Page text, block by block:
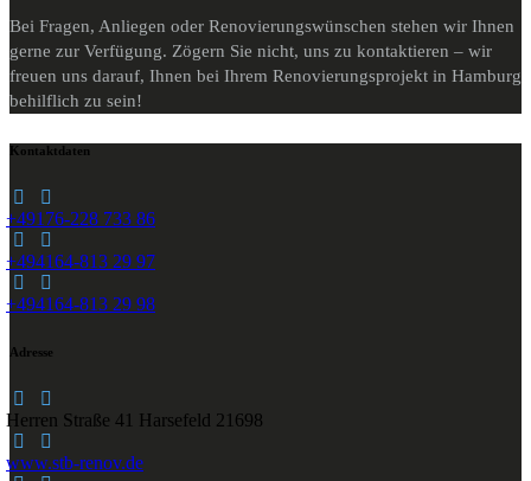
Bei Fragen, Anliegen oder Renovierungswünschen stehen wir Ihnen
gerne zur Verfügung. Zögern Sie nicht, uns zu kontaktieren – wir
freuen uns darauf, Ihnen bei Ihrem Renovierungsprojekt in Hamburg
behilflich zu sein!
Kontaktdaten
+49176-228 733 86
+494164-813 29 97
+494164-813 29 98
Adresse
Herren Straße 41 Harsefeld 21698
www.stb-renov.de